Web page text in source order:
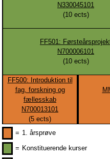
N330045101
(10ects)
FF501:
N700006101
(10ects)
FF500: Introduktion til
fag, forskning og
fællesskab
N700013101
(5 ects)
= 1. årsprøve
= Konstituerende kurser